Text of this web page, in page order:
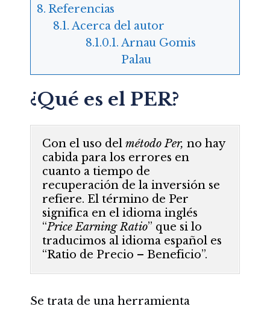
Referencias
Acerca del autor
Arnau Gomis
Palau
¿Qué es el PER?
Con el uso del método Per, no hay
cabida para los errores en
cuanto a tiempo de
recuperación de la inversión se
refiere. El término de Per
significa en el idioma inglés
“Price Earning Ratio” que si lo
traducimos al idioma español es
“Ratio de Precio – Beneficio”.
Se trata de una herramienta